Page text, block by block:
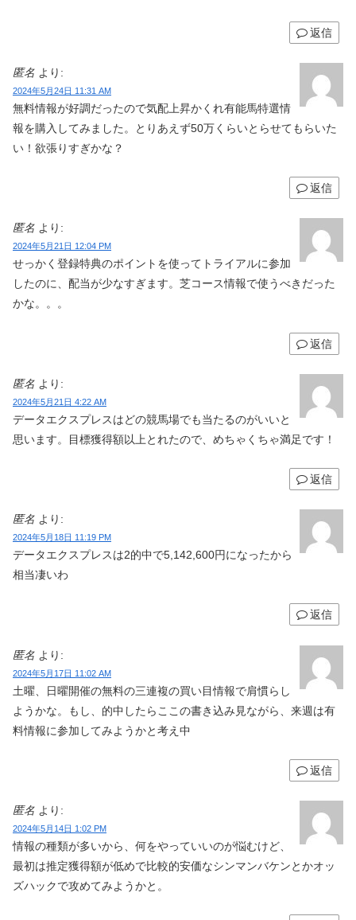
返信
匿名 より:
2024年5月24日 11:31 AM
無料情報が好調だったので気配上昇かくれ有能馬特選情
報を購入してみました。とりあえず50万くらいとらせてもらいた
い！欲張りすぎかな？
返信
匿名 より:
2024年5月21日 12:04 PM
せっかく登録特典のポイントを使ってトライアルに参加
したのに、配当が少なすぎます。芝コース情報で使うべきだった
かな。。。
返信
匿名 より:
2024年5月21日 4:22 AM
データエクスプレスはどの競馬場でも当たるのがいいと
思います。目標獲得額以上とれたので、めちゃくちゃ満足です！
返信
匿名 より:
2024年5月18日 11:19 PM
データエクスプレスは2的中で5,142,600円になったから
相当凄いわ
返信
匿名 より:
2024年5月17日 11:02 AM
土曜、日曜開催の無料の三連複の買い目情報で肩慣らし
ようかな。もし、的中したらここの書き込み見ながら、来週は有
料情報に参加してみようかと考え中
返信
匿名 より:
2024年5月14日 1:02 PM
情報の種類が多いから、何をやっていいのが悩むけど、
最初は推定獲得額が低めで比較的安価なシンマンバケンとかオッ
ズハックで攻めてみようかと。